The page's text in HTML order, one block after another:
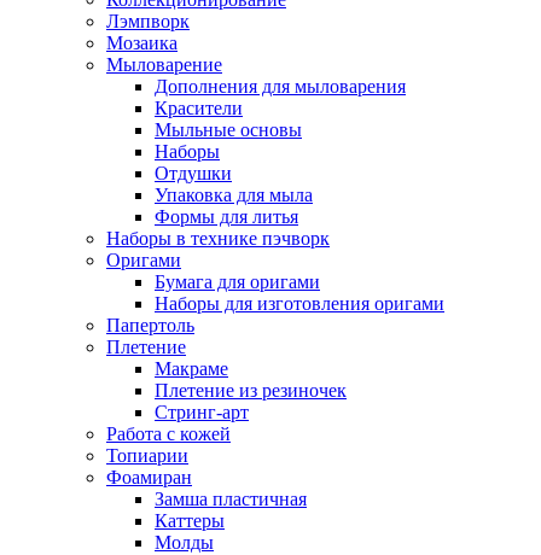
Лэмпворк
Мозаика
Мыловарение
Дополнения для мыловарения
Красители
Мыльные основы
Наборы
Отдушки
Упаковка для мыла
Формы для литья
Наборы в технике пэчворк
Оригами
Бумага для оригами
Наборы для изготовления оригами
Папертоль
Плетение
Макраме
Плетение из резиночек
Стринг-арт
Работа с кожей
Топиарии
Фоамиран
Замша пластичная
Каттеры
Молды